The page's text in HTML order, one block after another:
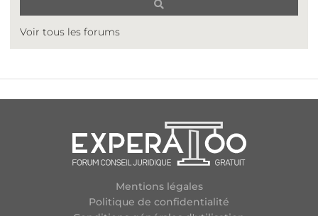
Voir tous les forums
Mentions légales
Politique de confidentialité